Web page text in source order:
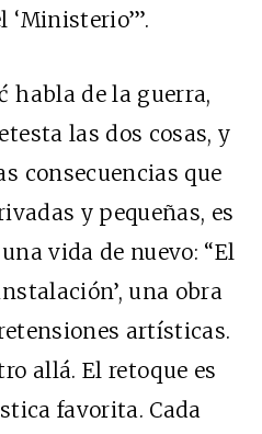
habla de la guerra,
las dos cosas, y
consecuencias que
y pequeñas, es
vida de nuevo: “El
una obra
artísticas.
allá. El retoque es
favorita. Cada